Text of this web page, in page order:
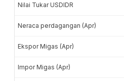
Nilai Tukar USDIDR
Neraca perdagangan (Apr)
Ekspor Migas (Apr)
Impor Migas (Apr)